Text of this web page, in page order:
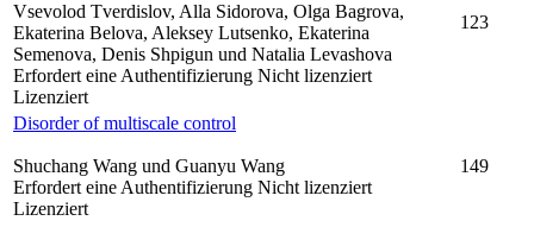
Vsevolod Tverdislov, Alla Sidorova, Olga Bagrova,
Ekaterina Belova, Aleksey Lutsenko, Ekaterina
Semenova, Denis Shpigun und Natalia Levashova
Erfordert eine Authentifizierung Nicht lizenziert
Lizenziert
123
Disorder of multiscale control
Shuchang Wang und Guanyu Wang
Erfordert eine Authentifizierung Nicht lizenziert
Lizenziert
149